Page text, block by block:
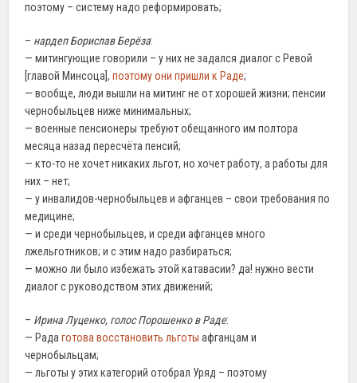
поэтому – систему надо реформировать;
– нардеп Борислав Берёза:
— митингующие говорили – у них не задался диалог с Ревой
[главой Минсоца],поэтому они пришли к Раде;
— вообще, люди вышли на митинг не от хорошей жизни; пенсии
чернобыльцев ниже минимальных;
— военные пенсионеры требуют обещанного им полтора
месяца назад пересчёта пенсий;
— кто-то не хочет никаких льгот, но хочет работу, а работы для
них – нет;
— у инвалидов-чернобыльцев и афганцев – свои требования по
медицине;
— и среди чернобыльцев, и среди афганцев много
лжельготников; и с этим надо разбираться;
— можно ли было избежать этой катавасии? да! нужно вести
диалог с руководством этих движений;
– Ирина Луценко, голос Порошенко в Раде:
— Радаготова восстановить льготы афганцам и
чернобыльцам;
— льготы у этих категорий отобрал Уряд – поэтому